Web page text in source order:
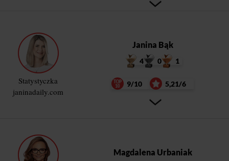
Statystyczka
janinadaily.com
Janina Bąk
4 0 1
9/10 5,21/6
Magdalena Urbaniak